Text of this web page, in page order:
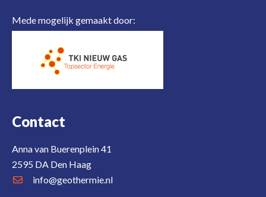
Mede mogelijk gemaakt door:
Contact
Anna van Buerenplein 41
2595 DA Den Haag
info@geothermie.nl